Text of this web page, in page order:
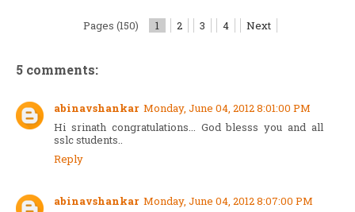
Pages (150) 1 2 3 4 Next
5 comments:
abinavshankar Monday, June 04, 2012 8:01:00 PM
Hi srinath congratulations... God blesss you and all
sslc students..
Reply
abinavshankar Monday, June 04, 2012 8:07:00 PM